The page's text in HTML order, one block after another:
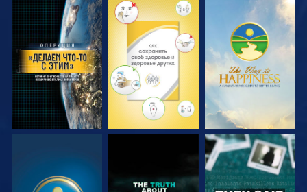
СМОТРЕТЬ СМОТРЕТЬ СМОТРЕТЬ
СМОТРЕТЬ СМОТРЕТЬ СМОТРЕТЬ